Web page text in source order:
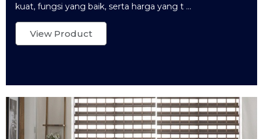
kuat, fungsi yang baik, serta harga yang t ...
View Product